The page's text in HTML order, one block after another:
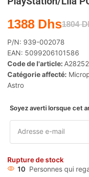
1804
1388 Dhs
P/N: 939-002078
EAN: 5099206101586
Code de l'article:
Catégorie affecté:
Astro
Soyez averti lorsque cet
Rupture de stock
10 Personnes qui